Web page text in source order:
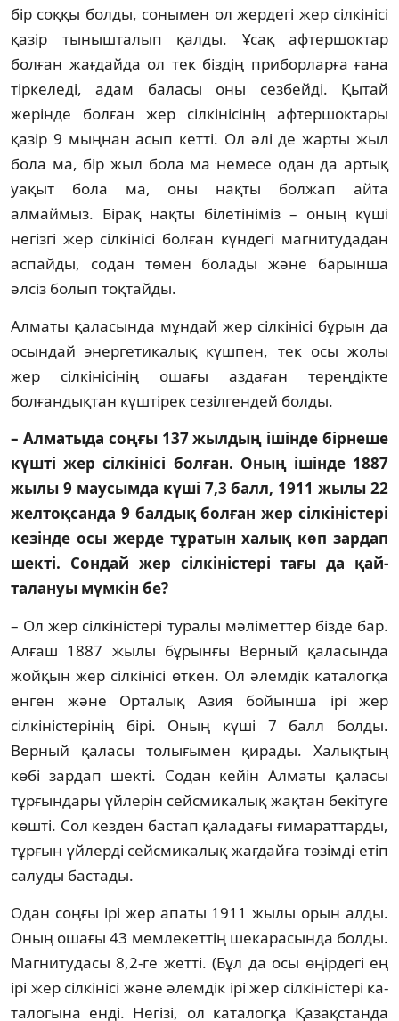
бір соқ­қы болды, сонымен ол жердегі жер сілкі­ні­сі
қазір тынышталып қалды. Ұсақ афтершоктар
болған жағдайда ол тек біздің приборларға ғана
тіркеледі, адам баласы оны сезбейді. Қытай
жерінде болған жер сілкінісінің афтершоктары
қазір 9 мың­нан асып кетті. Ол әлі де жарты жыл
бола ма, бір жыл бола ма немесе одан да артық
уақыт бо­ла ма, оны нақты болжап айта
алмаймыз. Бір­ақ нақты білетініміз – оның күші
негізгі жер сілкінісі болған күндегі магнитудадан
ас­пайды, содан төмен болады және барынша
әлсіз болып тоқтайды.
Алматы қаласында мұндай жер сілкі­ніс­і бұрын да
осындай энергетикалық күш­пен, тек осы жолы
жер сілкінісінің ошағы аз­да­ған тереңдікте
болғандықтан күштірек се­зілгендей болды.
– Алматыда соңғы 137 жылдың ішін­де бірнеше
күшті жер сілкінісі болған. Оның ішінде 1887
жылы 9 маусымда кү­ші 7,3 балл, 1911 жылы 22
желтоқсанда 9 балдық болған жер сілкіністері
кезінде осы жерде тұратын халық көп зардап
шек­ті. Сондай жер сілкіністері тағы да қай­
талануы мүмкін бе?
– Ол жер сілкіністері туралы мәліметтер біз­­де бар.
Алғаш 1887 жылы бұрынғы Верный қаласында
жойқын жер сілкінісі өткен. Ол әлем­дік каталогқа
енген және Орталық Азия бойын­ша ірі жер
сілкіністерінің бірі. Оның күші 7 балл болды.
Верный қаласы толығымен қи­рады. Халықтың
көбі зардап шекті. Содан кейін Алматы қаласы
тұрғындары үйлерін сей­с­микалық жақтан бекітуге
көшті. Сол кез­­ден бастап қаладағы ғимараттарды,
тұр­ғын үйлерді сейсмикалық жағдайға төзімді етіп
салуды бастады.
Одан соңғы ірі жер апаты 1911 жылы орын алды.
Оның ошағы 43 мемле­кет­­­тің шекарасында болды.
Магнитудасы 8,2-ге жетті. (Бұл да осы өңірдегі ең
ірі жер сіл­кінісі және әлемдік ірі жер сілкіністері ка­
та­логына енді. Негізі, ол каталогқа Қазақ­стан­­да